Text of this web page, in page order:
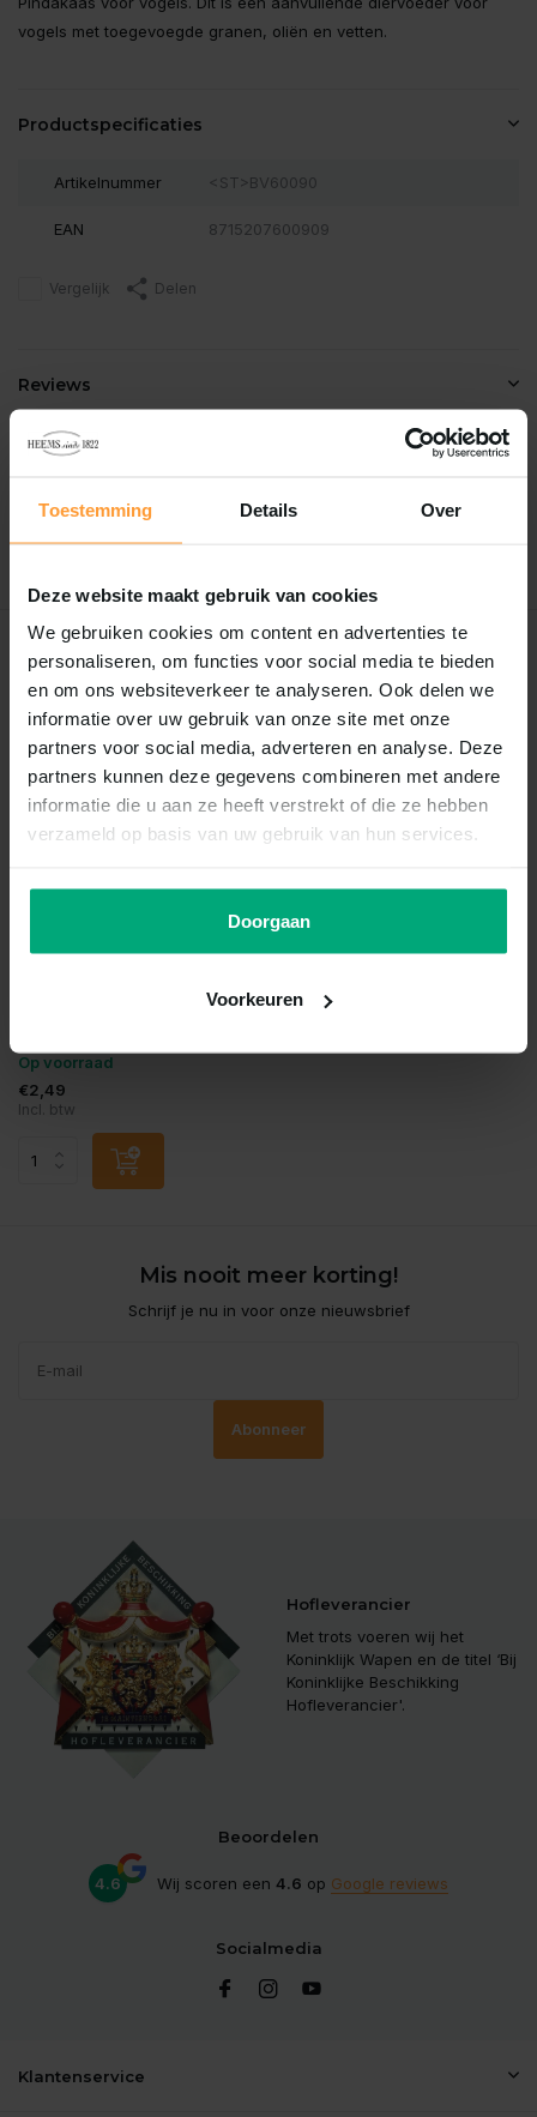
Toestemming Details Over
Deze website maakt gebruik van cookies
We gebruiken cookies om content en advertenties te
personaliseren, om functies voor social media te bieden
en om ons websiteverkeer te analyseren. Ook delen we
informatie over uw gebruik van onze site met onze
partners voor social media, adverteren en analyse. Deze
partners kunnen deze gegevens combineren met andere
informatie die u aan ze heeft verstrekt of die ze hebben
verzameld op basis van uw gebruik van hun services.
Doorgaan
Voorkeuren
vogels met toegevoegde granen, oliën en vetten.
Productspecificaties
Artikelnummer <ST>BV60090
EAN 8715207600909
Vergelijk Delen
Reviews
Schrijf je eigen review
Recent bekeken
Op voorraad
€2,49
Incl. btw
Mis nooit meer korting!
Schrijf je nu in voor onze nieuwsbrief
Abonneer
Hofleverancier
Met trots voeren wij het
Koninklijk Wapen en de titel ‘Bij
Koninklijke Beschikking
Hofleverancier'.
Beoordelen
4.6 Wij scoren een 4.6 op Google reviews
Socialmedia
Klantenservice